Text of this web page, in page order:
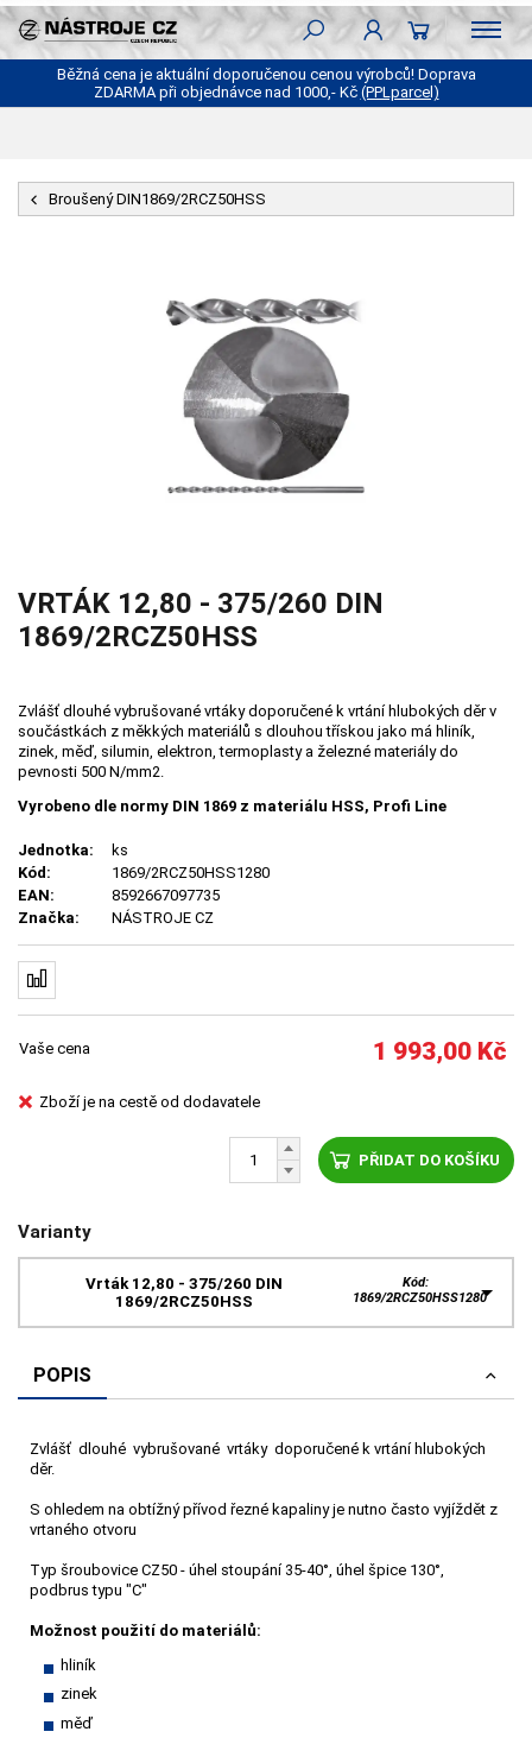
Běžná cena je aktuální doporučenou cenou výrobců! Doprava
ZDARMA při objednávce nad 1000,- Kč (PPLparcel)
Broušený DIN1869/2RCZ50HSS
VRTÁK 12,80 - 375/260 DIN
1869/2RCZ50HSS
Zvlášť dlouhé vybrušované vrtáky doporučené k vrtání hlubokých děr v
součástkách z měkkých materiálů s dlouhou třískou jako má hliník,
zinek, měď, silumin, elektron, termoplasty a železné materiály do
pevnosti 500 N/mm2.
Vyrobeno dle normy DIN 1869 z materiálu HSS, Profi Line
Jednotka:
ks
Kód:
1869/2RCZ50HSS1280
EAN:
8592667097735
Značka:
NÁSTROJE CZ
Vaše cena 1 993,00 Kč
Zboží je na cestě od dodavatele
PŘIDAT DO KOŠÍKU
Varianty
Vrták 12,80 - 375/260 DIN
1869/2RCZ50HSS
Kód:
1869/2RCZ50HSS1280
POPIS
Zvlášť dlouhé vybrušované vrtáky doporučené k vrtání hlubokých
děr.
S ohledem na obtížný přívod řezné kapaliny je nutno často vyjíždět z
vrtaného otvoru
Typ šroubovice CZ50 - úhel stoupání 35-40°, úhel špice 130°,
podbrus typu "C"
Možnost použití do materiálů:
hliník
zinek
měď